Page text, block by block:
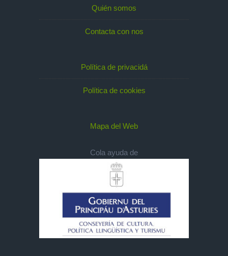
Quién somos
Contacta con nos
Política de privacidá
Política de cookies
Mapa del Web
Cola ayuda de